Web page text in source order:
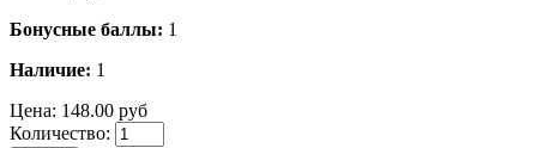
Бонусные баллы: 1
Наличие: 1
Цена: 148.00 руб
Количество: